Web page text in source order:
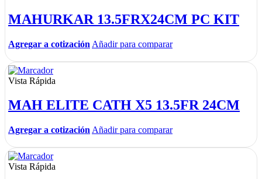
MAHURKAR 13.5FRX24CM PC KIT
Agregar a cotización Añadir para comparar
Vista Rápida
MAH ELITE CATH X5 13.5FR 24CM
Agregar a cotización Añadir para comparar
Vista Rápida